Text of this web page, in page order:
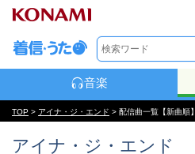
音楽
TOP > アイナ・ジ・エンド > 配信曲一覧【新曲順】
アイナ・ジ・エンド